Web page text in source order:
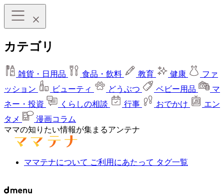
カテゴリ
雑貨・日用品 食品・飲料 教育 健康
ファ
ッション
ビューティ どうぶつ ベビー用品
マ
ネー・投資
くらしの相談 行事 おでかけ
エン
タメ
漫画コラム
ママの知りたい情報が集まるアンテナ
ママテナについて ご利用にあたって タグ一覧